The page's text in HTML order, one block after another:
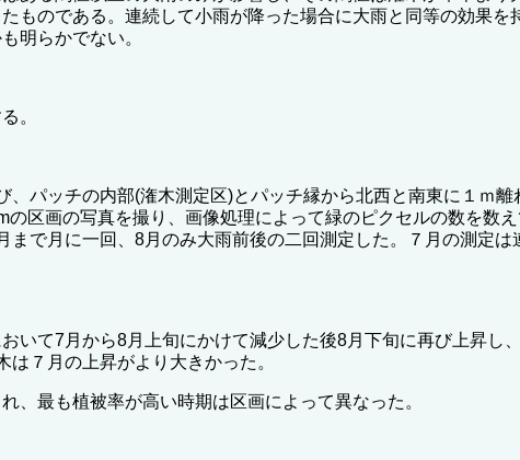
ものである。連続して小雨が降った場合に大雨と同等の効果
明らかでない。
。
パッチの内部(潅木測定区)とパッチ縁から北西と南東に１ｍ
区画の写真を撮り、画像処理によって緑のピクセルの数を数
で月に一回、8月のみ大雨前後の二回測定した。７月の測定
いて7月から8月上旬にかけて減少した後8月下旬に再び上昇し
７月の上昇がより大きかった。
、最も植被率が高い時期は区画によって異なった。